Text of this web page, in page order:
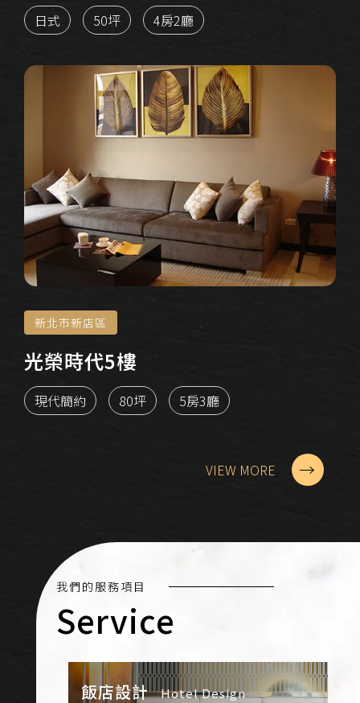
日式 50坪 4房2廳
新北市新店區
光榮時代5樓
現代簡約 80坪 5房3廳
VIEW MORE →
我們 的 服務項 目
Service
飯店設計 Hotel Design